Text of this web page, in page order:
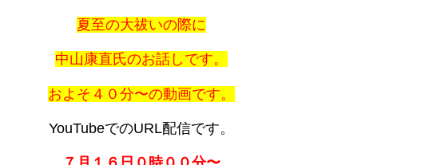
夏至の大祓いの際に
中山康直氏のお話しです。
およそ４０分〜の動画です。
YouTubeでのURL配信です。